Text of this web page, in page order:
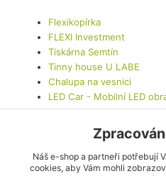
Flexikopírka
FLEXI Investment
Tiskárna Semtín
Tinny house U LABE
Chalupa na vesnici
LED Car - Mobilní LED
Náš e-shop a partneři potřebují
cookies, aby Vám mohli